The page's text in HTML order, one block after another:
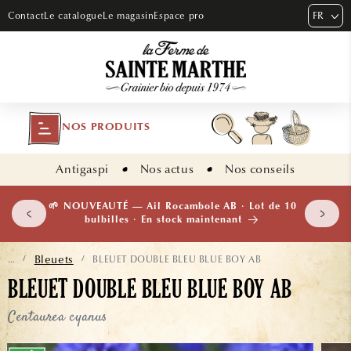
ET PASSER
ContactLe catalogueLe magasinEspace pro FR
NOS PRODUITS
Antigaspi Nos actus Nos conseils
🌱 NOUVEAUTÉ — Ail Rocambole AB · Lot de 10
bulbilles · En stock maintenant
... / Bleuets / BLEUET DOUBLE BLEU BLUE BOY AB
BLEUET DOUBLE BLEU BLUE BOY AB
Centaurea cyanus
AUX